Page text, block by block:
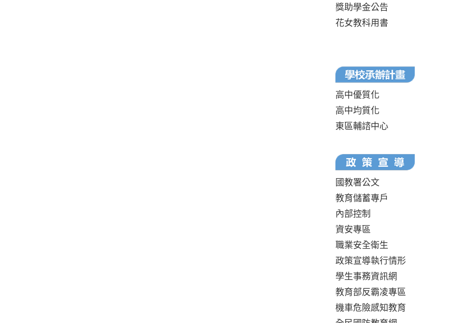
獎助學金公告
花女教科用書
高中優質化
高中均質化
東區輔諮中心
國教署公文
教育儲蓄專戶
內部控制
資安專區
職業安全衛生
政策宣導執行情形
學生事務資訊網
教育部反霸凌專區
機車危險感知教育